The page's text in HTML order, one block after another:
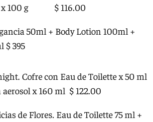
x 100 g $ 116.00
50ml + Body Lotion 100ml +
$ 395
Cofre con Eau de Toilette x 50 ml
aerosol x 160 ml $ 122.00
de Flores. Eau de Toilette 75 ml +